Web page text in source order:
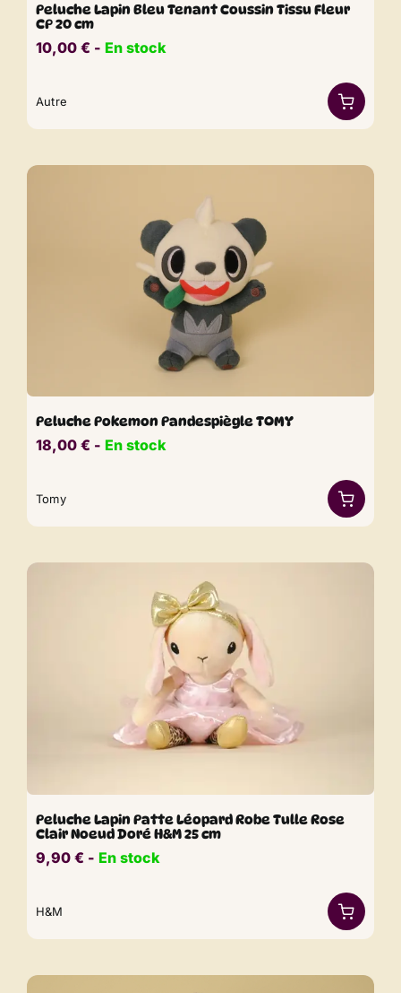
Peluche Lapin Bleu Tenant Coussin Tissu Fleur
CP 20 cm
10,00 € ​​ - En stock
Autre
Peluche Pokemon Pandespiègle TOMY
18,00 € ​​ - En stock
Tomy
Peluche Lapin Patte Léopard Robe Tulle Rose
Clair Noeud Doré H&M 25 cm
9,90 € ​​ - En stock
H&M